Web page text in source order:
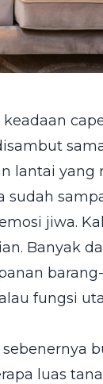
lantai yang
jiwa.
Banyak
fungsi
luas